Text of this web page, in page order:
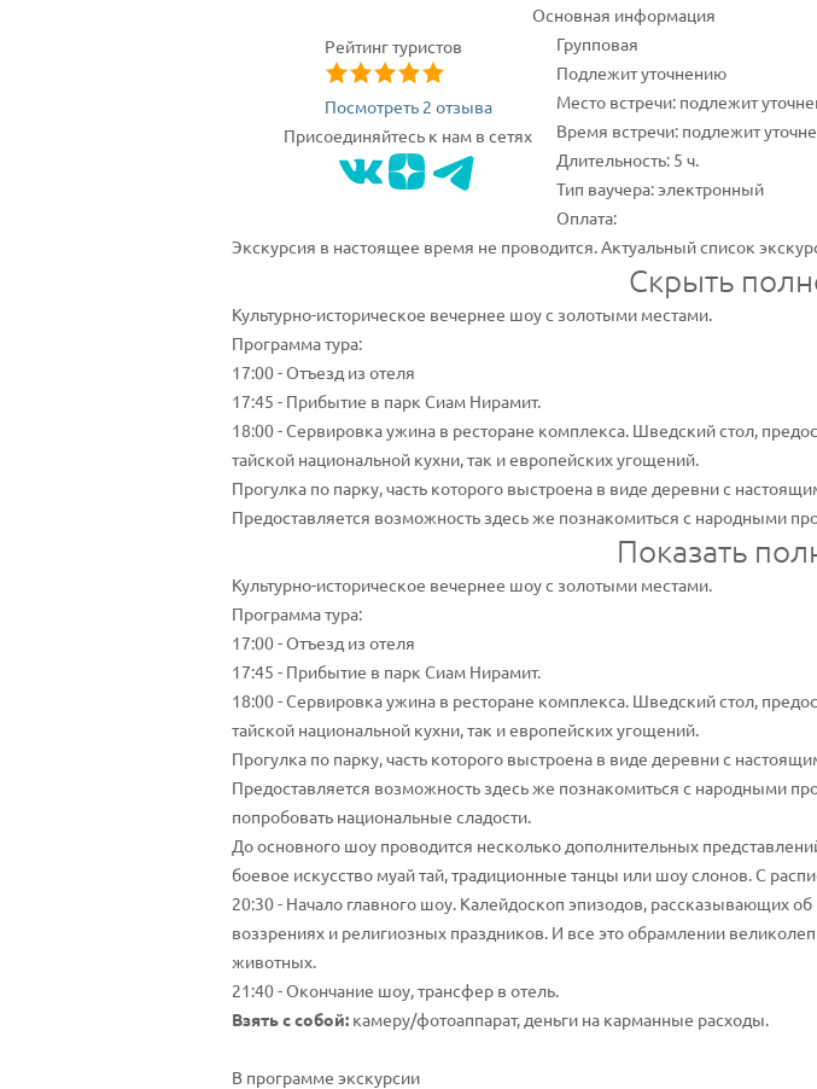
Рейтинг туристов
Посмотреть 2 отзыва
Присоединяйтесь к нам в сетях
Основная информация
Групповая
Подлежит уточнению
Место встречи: подлежит
Время встречи: подлежит
Длительность: 5 ч.
Тип ваучера: электронный
Оплата:
Экскурсия в настоящее время не проводится. Актуальный список
Скрыть
Культурно-историческое вечернее шоу с золотыми местами.
Программа тура:
17:00 - Отъезд из отеля
17:45 - Прибытие в парк Сиам Нирамит.
18:00 - Сервировка ужина в ресторане комплекса. Шведский стол,
тайской национальной кухни, так и европейских угощений.
Прогулка по парку, часть которого выстроена в виде деревни с
Предоставляется возможность здесь же познакомиться с народными
Показать
Культурно-историческое вечернее шоу с золотыми местами.
Программа тура:
17:00 - Отъезд из отеля
17:45 - Прибытие в парк Сиам Нирамит.
18:00 - Сервировка ужина в ресторане комплекса. Шведский стол,
тайской национальной кухни, так и европейских угощений.
Прогулка по парку, часть которого выстроена в виде деревни с
Предоставляется возможность здесь же познакомиться с народными
попробовать национальные сладости.
До основного шоу проводится несколько дополнительных
боевое искусство муай тай, традиционные танцы или шоу слонов. С
20:30 - Начало главного шоу. Калейдоскоп эпизодов, рассказывающих
воззрениях и религиозных праздников. И все это обрамлении
животных.
21:40 - Окончание шоу, трансфер в отель.
Взять с собой: камеру/фотоаппарат, деньги на карманные расходы.
В программе экскурсии